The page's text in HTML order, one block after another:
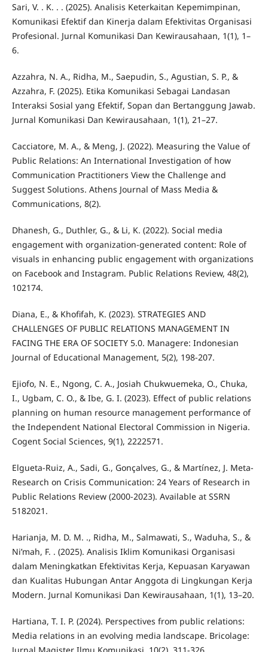
Sari, V. . K. . . (2025). Analisis Keterkaitan Kepemimpinan,
Komunikasi Efektif dan Kinerja dalam Efektivitas Organisasi
Profesional. Jurnal Komunikasi Dan Kewirausahaan, 1(1), 1–
6.
Azzahra, N. A., Ridha, M., Saepudin, S., Agustian, S. P., &
Azzahra, F. (2025). Etika Komunikasi Sebagai Landasan
Interaksi Sosial yang Efektif, Sopan dan Bertanggung Jawab.
Jurnal Komunikasi Dan Kewirausahaan, 1(1), 21–27.
Cacciatore, M. A., & Meng, J. (2022). Measuring the Value of
Public Relations: An International Investigation of how
Communication Practitioners View the Challenge and
Suggest Solutions. Athens Journal of Mass Media &
Communications, 8(2).
Dhanesh, G., Duthler, G., & Li, K. (2022). Social media
engagement with organization-generated content: Role of
visuals in enhancing public engagement with organizations
on Facebook and Instagram. Public Relations Review, 48(2),
102174.
Diana, E., & Khofifah, K. (2023). STRATEGIES AND
CHALLENGES OF PUBLIC RELATIONS MANAGEMENT IN
FACING THE ERA OF SOCIETY 5.0. Managere: Indonesian
Journal of Educational Management, 5(2), 198-207.
Ejiofo, N. E., Ngong, C. A., Josiah Chukwuemeka, O., Chuka,
I., Ugbam, C. O., & Ibe, G. I. (2023). Effect of public relations
planning on human resource management performance of
the Independent National Electoral Commission in Nigeria.
Cogent Social Sciences, 9(1), 2222571.
Elgueta-Ruiz, A., Sadi, G., Gonçalves, G., & Martínez, J. Meta-
Research on Crisis Communication: 24 Years of Research in
Public Relations Review (2000-2023). Available at SSRN
5182021.
Harianja, M. D. M. ., Ridha, M., Salmawati, S., Waduha, S., &
Ni’mah, F. . (2025). Analisis Iklim Komunikasi Organisasi
dalam Meningkatkan Efektivitas Kerja, Kepuasan Karyawan
dan Kualitas Hubungan Antar Anggota di Lingkungan Kerja
Modern. Jurnal Komunikasi Dan Kewirausahaan, 1(1), 13–20.
Hartiana, T. I. P. (2024). Perspectives from public relations:
Media relations in an evolving media landscape. Bricolage: